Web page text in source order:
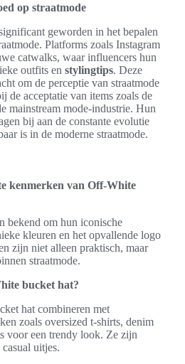
op straatmode
geworden in het bepalen
Platforms zoals Instagram
catwalks, waar influencers hun
outfits en stylingtips. Deze
om de perceptie van straatmode
de acceptatie van items zoals de
mainstream mode-industrie. Hun
bij aan de constante evolutie
is in de moderne straatmode.
kenmerken van Off-White
bekend om hun iconische
kleuren en het opvallende logo
zijn niet alleen praktisch, maar
straatmode.
bucket hat?
hat combineren met
zoals oversized t-shirts, denim
voor een trendy look. Ze zijn
uitjes.